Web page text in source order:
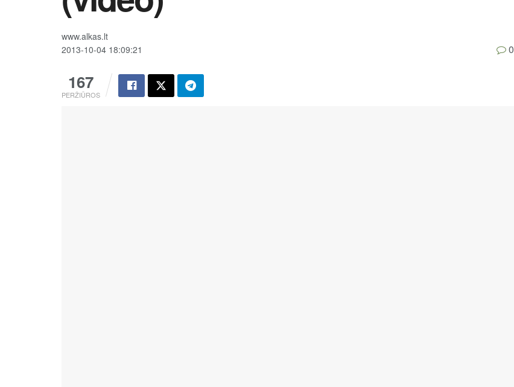
www.alkas.lt
2013-10-04 18:09:21
167
PERŽIŪROS
0